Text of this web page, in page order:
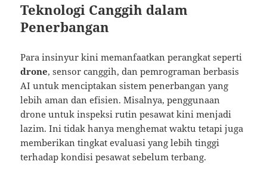
Teknologi Canggih dalam
Penerbangan
Para insinyur kini memanfaatkan perangkat seperti
drone, sensor canggih, dan pemrograman berbasis
AI untuk menciptakan sistem penerbangan yang
lebih aman dan efisien. Misalnya, penggunaan
drone untuk inspeksi rutin pesawat kini menjadi
lazim. Ini tidak hanya menghemat waktu tetapi juga
memberikan tingkat evaluasi yang lebih tinggi
terhadap kondisi pesawat sebelum terbang.